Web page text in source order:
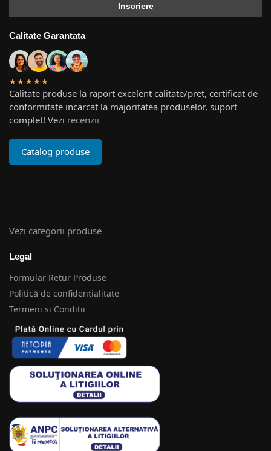
Calitate Garantata
★★★★★
Calitate produse la raport excelent calitate/pret, certificat de
conformitate incarcat la majoritatea produselor, suport
complet! Vezi recenzii
Catalog produse
Vezi categorii produse
Legal
Formular Retur Produse
Politică de confidențialitate
Termeni si Conditii